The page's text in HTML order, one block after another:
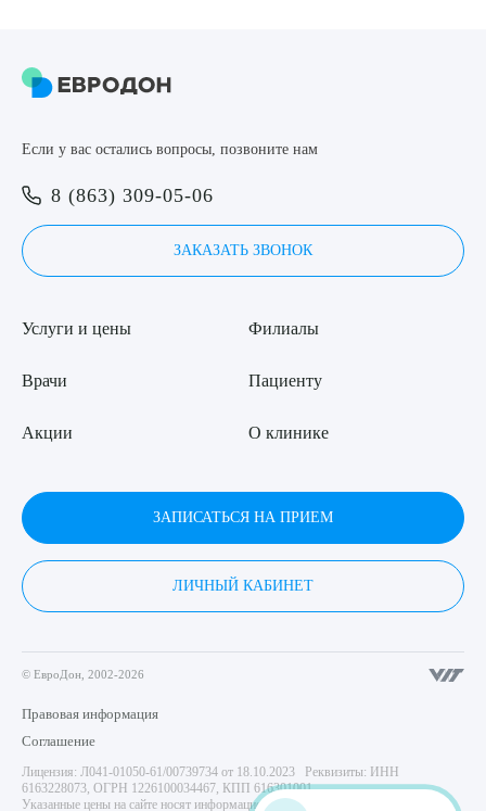
Если у вас остались вопросы, позвоните нам
8 (863) 309-05-06
ЗАКАЗАТЬ ЗВОНОК
Услуги и цены
Врачи
Акции
Филиалы
Пациенту
О клинике
ЗАПИСАТЬСЯ НА ПРИЕМ
ЛИЧНЫЙ КАБИНЕТ
© ЕвроДон, 2002-2026
Правовая информация
Соглашение
Лицензия: Л041-01050-61/00739734 от 18.10.2023 Реквизиты: ИНН
6163228073, ОГРН 1226100034467, КПП 616301001
Указанные цены на сайте носят информационный характер и не являются